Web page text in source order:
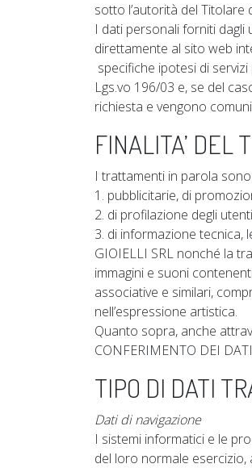
sotto l’autorità del Titolare
I dati personali forniti
direttamente al sito web
specifiche ipotesi di
Lgs.vo 196/03 e, se del
richiesta e vengono
FINALITA’ DEL
I trattamenti in parola
1. pubblicitarie, di
2. di profilazione degli
3. di informazione tecnica,
GIOIELLI SRL nonché la
immagini e suoni
associative e similari,
nell’espressione artistica.
Quanto sopra, anche
CONFERIMENTO DEI
TIPO DI DATI
Dati di navigazione
I sistemi informatici e le
del loro normale esercizio,